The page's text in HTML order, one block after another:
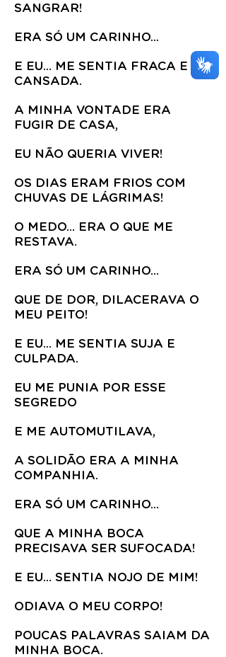
SANGRAR!
ERA SÓ UM CARINHO...
E EU... ME SENTIA FRACA E
CANSADA.
A MINHA VONTADE ERA
FUGIR DE CASA,
EU NÃO QUERIA VIVER!
OS DIAS ERAM FRIOS COM
CHUVAS DE LÁGRIMAS!
O MEDO... ERA O QUE ME
RESTAVA.
ERA SÓ UM CARINHO...
QUE DE DOR, DILACERAVA O
MEU PEITO!
E EU... ME SENTIA SUJA E
CULPADA.
EU ME PUNIA POR ESSE
SEGREDO
E ME AUTOMUTILAVA,
A SOLIDÃO ERA A MINHA
COMPANHIA.
ERA SÓ UM CARINHO...
QUE A MINHA BOCA
PRECISAVA SER SUFOCADA!
E EU... SENTIA NOJO DE MIM!
ODIAVA O MEU CORPO!
POUCAS PALAVRAS SAIAM DA
MINHA BOCA.